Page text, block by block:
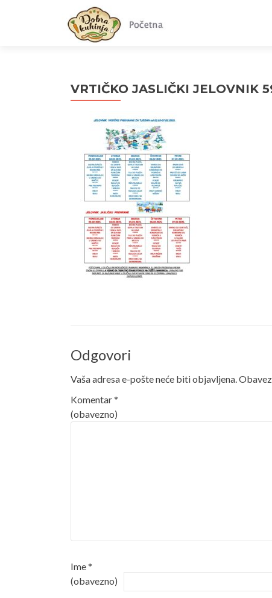
VRTIČKO JASLIČKI JELOVNIK
Odgovori
Vaša adresa e-pošte neće biti objavljena.
Komentar*
(obavezno)
Ime*
(obavezno)